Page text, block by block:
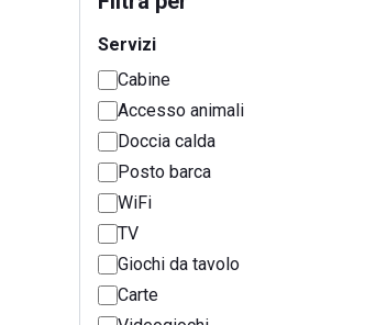
Servizi
Cabine
Accesso animali
Doccia calda
Posto barca
WiFi
TV
Giochi da tavolo
Carte